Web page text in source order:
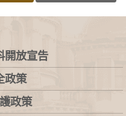
開放宣告
政策
政策